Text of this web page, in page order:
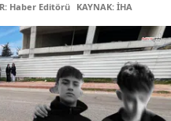
Haber Editörü KAYNAK: İHA